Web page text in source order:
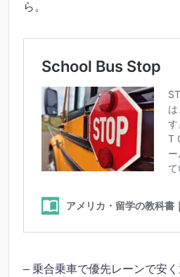
ら。
– 乗合乗車で優先レーンで安